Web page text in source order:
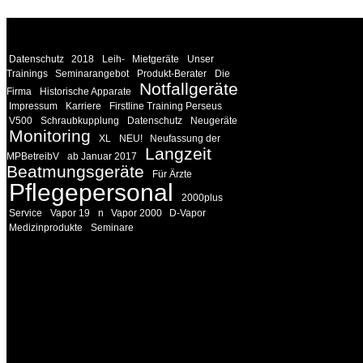
Datenschutz 2018 Leih- Mietgeräte
Unser
Trainings
Seminarangebot Produkt-Berater
Die
Firma
Historische Apparate Notfallgeräte
Impressum Karriere
Firstline Training Perseus
V500
Schraubkupplung Datenschutz Neugeräte
Monitoring XL NEU!
Neufassung der
MPBetreibV
ab Januar 2017
Langzeit
Beatmungsgeräte
Für Ärzte
Pflegepersonal
2000plus
Service
Vapor 19 n Vapor 2000
D-Vapor
Medizinprodukte
Seminare